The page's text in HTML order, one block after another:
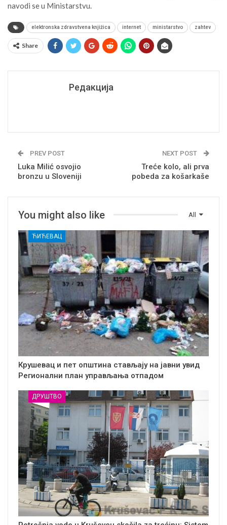
navodi se u Ministarstvu.
elektronska zdravstvena knjižica internet ministarstvo zahtev
Share
Редакција
PREV POST
Luka Milić osvojio
bronzu u Sloveniji
NEXT POST
Treće kolo, ali prva
pobeda za košarkaše
All
You might also like
ЋИЋЕВАЦ
Крушевац и пет општина стављају на јавни увид
Регионални план управљања отпадом
ДРУШТВО